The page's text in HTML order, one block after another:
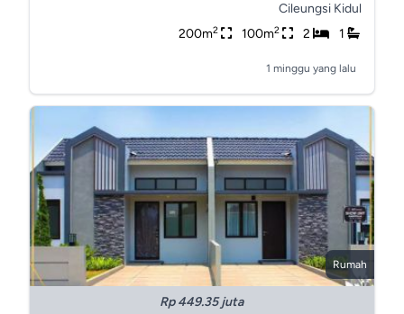
Cileungsi Kidul
200m2 100m2 2 1
1 minggu yang lalu
Rumah
Rp 449.35 juta